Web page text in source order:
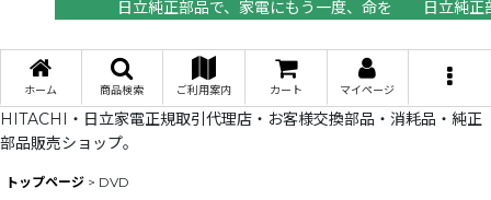
日立純正部品で、家電にもう一度、命を
日立純
ホーム 商品検索 ご利用案内 カート マイページ
HITACHI・日立家電正規取引代理店・お客様交換部品・消耗品・純正
部品販売ショップ。
トップページ > DVD